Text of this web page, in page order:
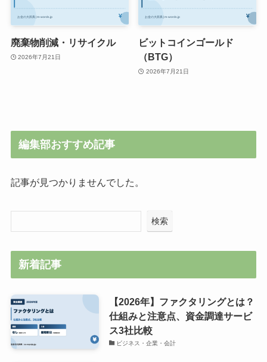
廃棄物削減・リサイクル
2026年7月21日
ビットコインゴールド
（BTG）
2026年7月21日
編集部おすすめ記事
記事が見つかりませんでした。
検索
新着記事
【2026年】ファクタリングとは？
仕組みと注意点、資金調達サービ
ス3社比較
ビジネス・企業・会計